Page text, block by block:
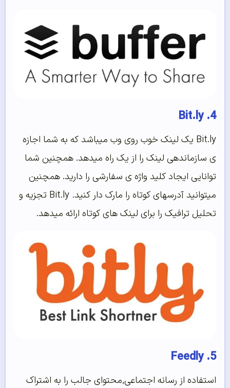
4. Bit.ly
Bit.ly یک لینک خوب روی وب میباشد که به شما اجازه
ی سازماندهی لینک را از یک راه میدهد. همچنین شما
توانایی ایجاد کلید واژه ی سفارشی را دارید. همچنین
میتوانید آدرسهای کوتاه را مارک دار کنید. Bit.ly تجزیه و
تحلیل ترافیک را برای لینک های کوتاه ارائه میدهد.
5. Feedly
استفاده از رسانه اجتماعی,محتوای جالب را به اشتراک